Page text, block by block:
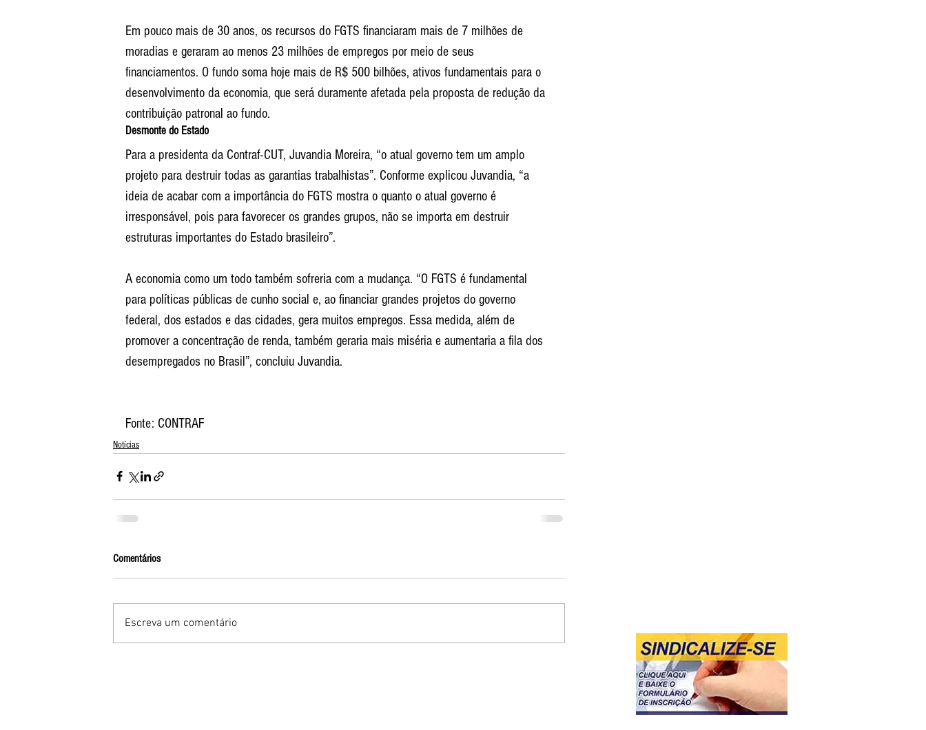
Em pouco mais de 30 anos, os recursos do FGTS financiaram mais de 7 milhões de
moradias e geraram ao menos 23 milhões de empregos por meio de seus
financiamentos. O fundo soma hoje mais de R$ 500 bilhões, ativos fundamentais para o
desenvolvimento da economia, que será duramente afetada pela proposta de redução da
contribuição patronal ao fundo.
Desmonte do Estado
Para a presidenta da Contraf-CUT, Juvandia Moreira, “o atual governo tem um amplo
projeto para destruir todas as garantias trabalhistas”. Conforme explicou Juvandia, “a
ideia de acabar com a importância do FGTS mostra o quanto o atual governo é
irresponsável, pois para favorecer os grandes grupos, não se importa em destruir
estruturas importantes do Estado brasileiro”.
A economia como um todo também sofreria com a mudança. “O FGTS é fundamental
para políticas públicas de cunho social e, ao financiar grandes projetos do governo
federal, dos estados e das cidades, gera muitos empregos. Essa medida, além de
promover a concentração de renda, também geraria mais miséria e aumentaria a fila dos
desempregados no Brasil”, concluiu Juvandia.
Fonte: CONTRAF
Notícias
Comentários
Escreva um comentário